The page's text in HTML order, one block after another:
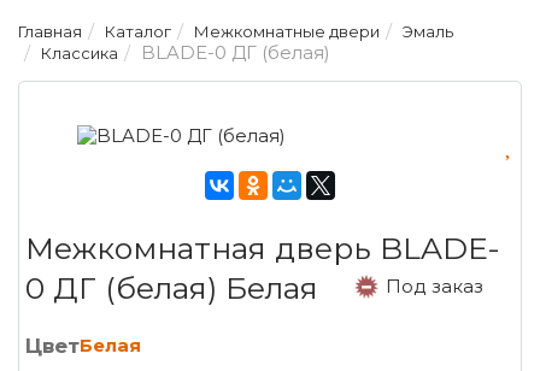
Главная Каталог Межкомнатные двери
Эмаль
Классика
BLADE-0 ДГ (белая)
Межкомнатная дверь BLADE-
0 ДГ (белая) Белая
Под заказ
ЦветБелая